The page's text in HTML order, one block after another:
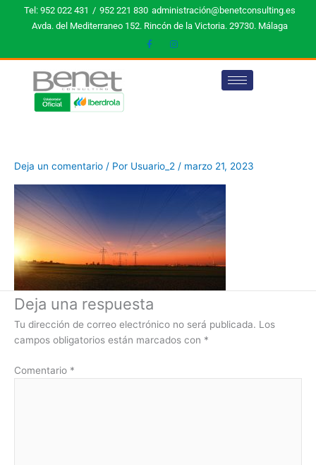
Tel: 952 022 431 / 952 221 830 administración@benetconsulting.es
Avda. del Mediterraneo 152. Rincón de la Victoria. 29730. Málaga
Deja un comentario / Por Usuario_2 / marzo 21, 2023
Deja una respuesta
Tu dirección de correo electrónico no será publicada. Los
campos obligatorios están marcados con *
Comentario *